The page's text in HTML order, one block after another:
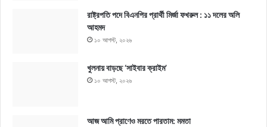
রাষ্ট্রপতি পদে বিএনপির প্রার্থী মির্জা ফখরুল : ১১ দলের অলি
আহমদ
১০ আগস্ট, ২০২৬
খুলনায় বাড়ছে ‘সাইবার ক্রাইম’
১০ আগস্ট, ২০২৬
আজ আমি প্রাণেও মরতে পারতাম: মমতা